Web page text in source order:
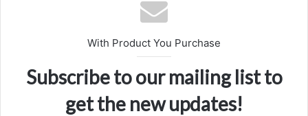
With Product You Purchase
Subscribe to our mailing list to
get the new updates!